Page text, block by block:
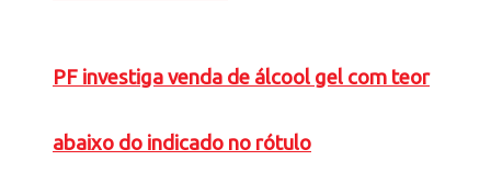
PF investiga venda de álcool gel com teor
abaixo do indicado no rótulo